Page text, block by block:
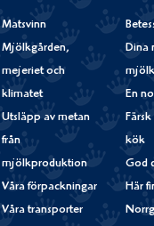
Matsvinn
Mjölkgården,
mejeriet och
klimatet
Utsläpp av metan
från
mjölkproduktion
Våra förpackningar
Våra transporter
Dina
En
kök
God
Här